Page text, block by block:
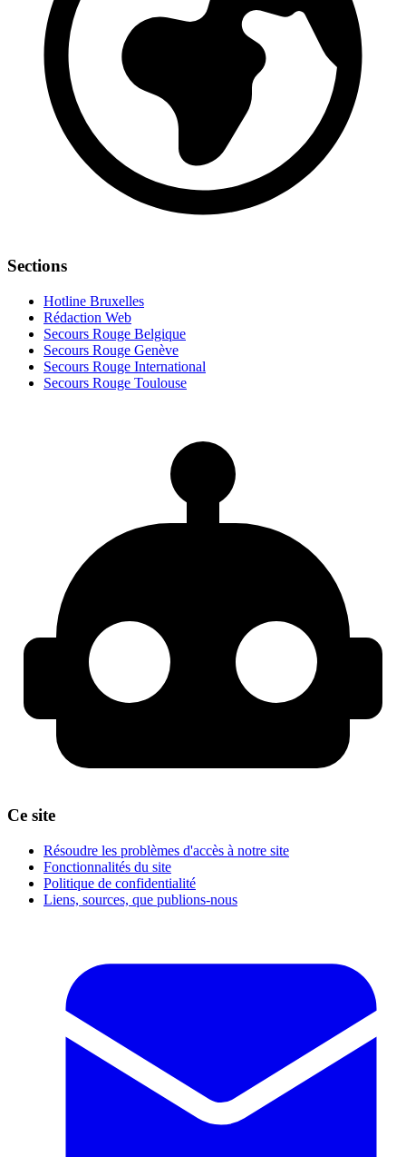
Sections
Hotline Bruxelles
Rédaction Web
Secours Rouge Belgique
Secours Rouge Genève
Secours Rouge International
Secours Rouge Toulouse
Ce site
Résoudre les problèmes d'accès à notre site
Fonctionnalités du site
Politique de confidentialité
Liens, sources, que publions-nous